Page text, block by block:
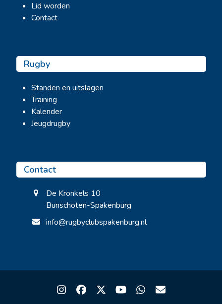
Lid worden
Contact
Rugby
Standen en uitslagen
Training
Kalender
Jeugdrugby
Contact
De Kronkels 10
Bunschoten-Spakenburg
info@rugbyclubspakenburg.nl
Instagram
Facebook
TwitterYouTubeWhatsapp
Email